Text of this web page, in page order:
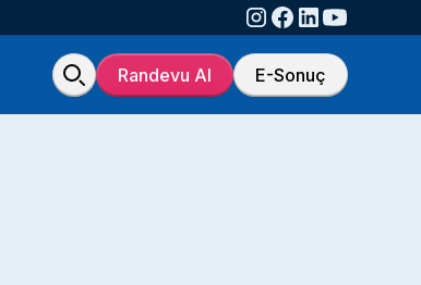
Randevu Al E-Sonuç